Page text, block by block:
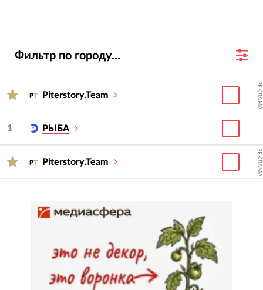
Фильтр по городу...
Piterstory.Team РЕКЛАМА
1 РЫБА
Piterstory.Team РЕКЛАМА